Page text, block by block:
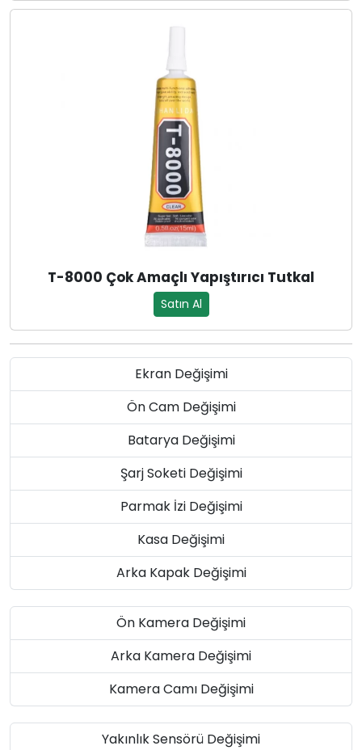
T-8000 Çok Amaçlı Yapıştırıcı Tutkal
Satın Al
Ekran Değişimi
Ön Cam Değişimi
Batarya Değişimi
Şarj Soketi Değişimi
Parmak İzi Değişimi
Kasa Değişimi
Arka Kapak Değişimi
Ön Kamera Değişimi
Arka Kamera Değişimi
Kamera Camı Değişimi
Yakınlık Sensörü Değişimi